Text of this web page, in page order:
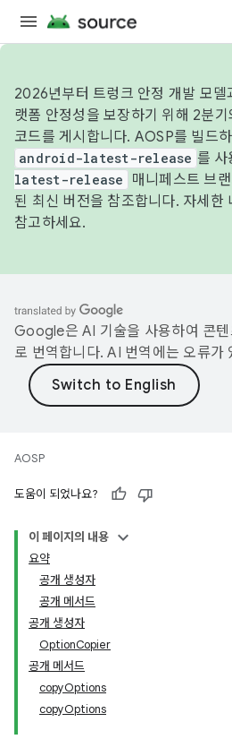
2026년부터 트렁크 안정 개발 모델
랫폼 안정성을 보장하기 위해 2분
코드를 게시합니다. AOSP를 빌드
android-latest-release 를 사
latest-release
매니페스트 브
된 최신 버전을 참조합니다. 자세한
참고하세요.
Google은 AI 기술을 사용하여 콘텐
로 번역합니다. AI 번역에는 오류가
AOSP
도움이 되었나요?
이 페이지의 내용
요약
공개 생성자
공개 메서드
공개 생성자
OptionCopier
공개 메서드
copyOptions
copyOptions